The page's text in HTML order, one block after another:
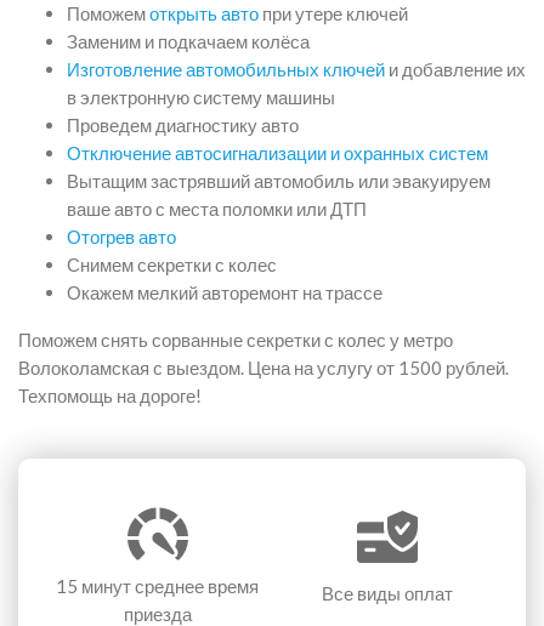
Поможемоткрыть авто при утере ключей
Заменим и подкачаем колёса
Изготовление автомобильных ключей и добавление их
в электронную систему машины
Проведем диагностику авто
Отключение автосигнализации и охранных систем
Вытащим застрявший автомобиль или эвакуируем
ваше авто с места поломки или ДТП
Отогрев авто
Снимем секретки с колес
Окажем мелкий авторемонт на трассе
Поможем снять сорванные секретки с колес у метро
Волоколамская с выездом. Цена на услугу от 1500 рублей.
Техпомощь на дороге!
15 минутсреднее время
приезда
Все виды оплат